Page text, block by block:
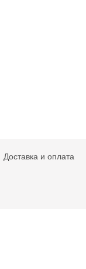
Доставка и оплата